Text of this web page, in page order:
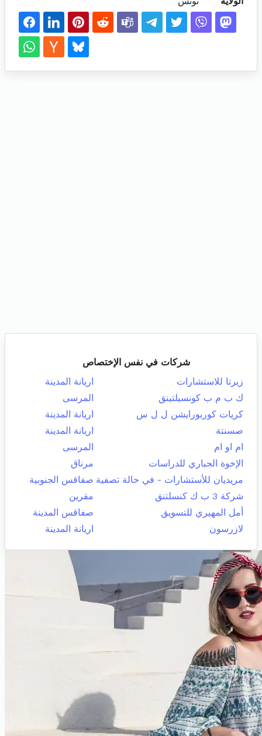
شركات في نفس الإختصاص
زيرتا للاستشارات
اريانة المدينة
ك ب م ب كونسيلتينق
المرسى
كريات كوربورايشن ل ل س
اريانة المدينة
صسنتة
اريانة المدينة
ام او ام
المرسى
الإخوة الجباري للدراسات
مرناق
مريديان للأستشارات - في حالة تصفية صفاقس الجنوبية
شركة 3 ب ك كنسلتنق
مقرين
أمل المهيري للتسويق
صفاقس المدينة
لازرسون
اريانة المدينة